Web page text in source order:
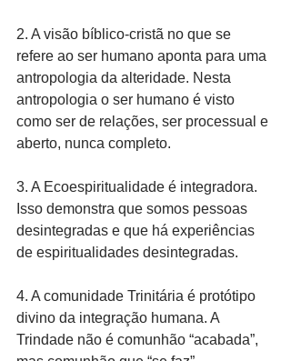
2. A visão bíblico-cristã no que se
refere ao ser humano aponta para uma
antropologia da alteridade. Nesta
antropologia o ser humano é visto
como ser de relações, ser processual e
aberto, nunca completo.
3. A Ecoespiritualidade é integradora.
Isso demonstra que somos pessoas
desintegradas e que há experiências
de espiritualidades desintegradas.
4. A comunidade Trinitária é protótipo
divino da integração humana. A
Trindade não é comunhão “acabada”,